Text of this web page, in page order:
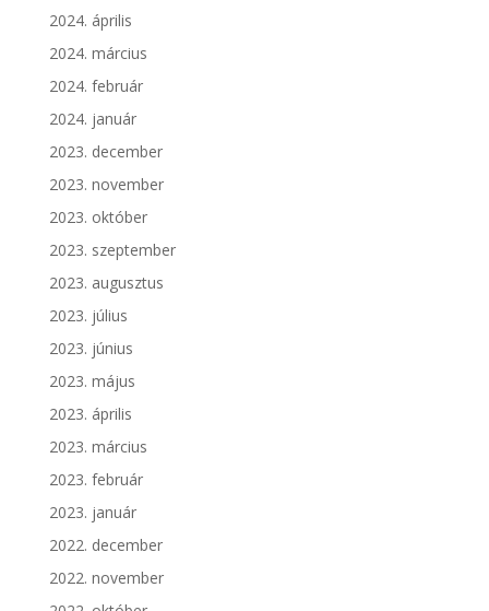
2024. április
2024. március
2024. február
2024. január
2023. december
2023. november
2023. október
2023. szeptember
2023. augusztus
2023. július
2023. június
2023. május
2023. április
2023. március
2023. február
2023. január
2022. december
2022. november